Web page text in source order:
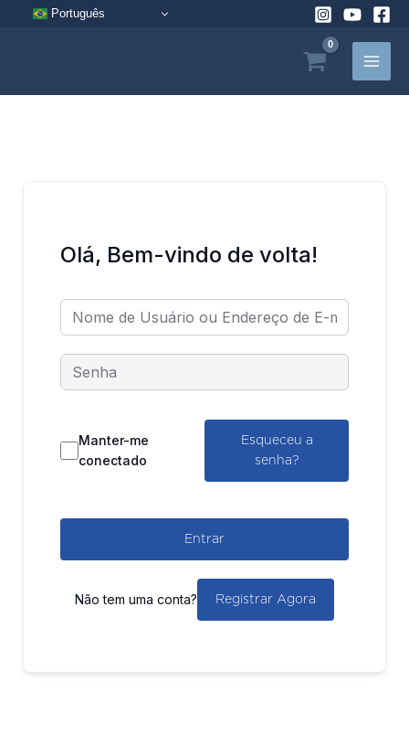
Pular
Português
Olá, Bem-vindo de volta!
Manter-me
conectado
Esqueceu a
senha?
Entrar
Não tem uma conta? Registrar Agora